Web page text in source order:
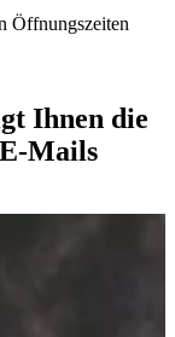
Öffnungszeiten
Ihnen die
Mails